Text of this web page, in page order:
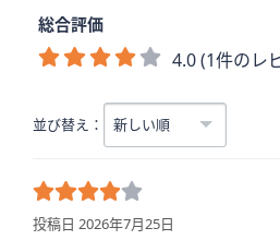
総合評価
4.0 (1件のレ
並び替え：
投稿日 2026年7月25日